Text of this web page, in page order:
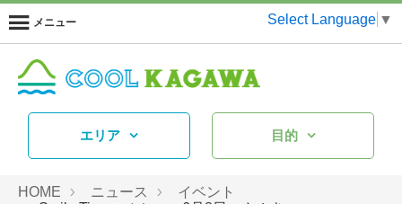
メニュー Select Language ▼
エリア 目的
HOME ニュース
イベント